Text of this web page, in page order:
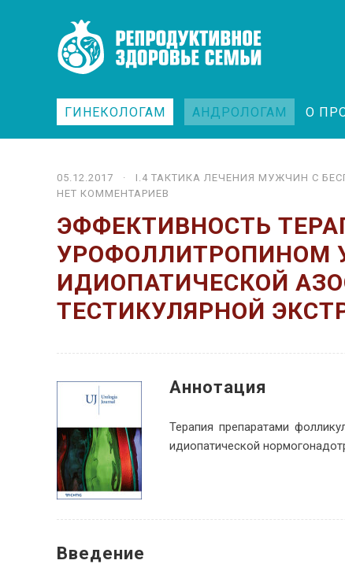
ГИНЕКОЛОГАМ АНДРОЛОГАМ О
05.12.2017 · I.4 ТАК­ТИ­КА ЛЕ­ЧЕ­НИЯ МУЖ­ЧИН С
НЕТ КОММЕНТАРИЕВ
ЭФФЕКТИВНОСТЬ
УРОФОЛЛИТРОПИНОМ
ИДИОПАТИЧЕСКОЙ
ТЕСТИКУЛЯРНОЙ
Ан­но­тация
Те­ра­пия пре­па­ра­та­ми
идио­па­ти­че­ской
Вве­дение